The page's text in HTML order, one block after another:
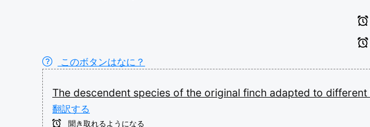
このボタンはなに？
The descendent species of the original finch adapted to different
翻訳する
聞き取れるようになる